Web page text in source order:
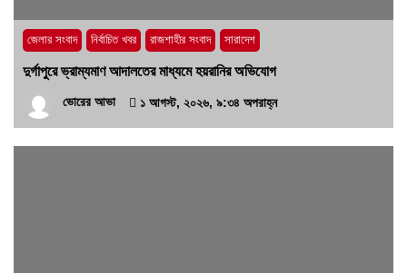
জেলার সংবাদ নির্বাচিত খবর রাজশাহীর সংবাদ সারাদেশ
দুর্গাপুরে ভ্রাম্যমাণ আদালতের মাধ্যমে হয়রানির অভিযোগ
ভোরের আভা ১ আগস্ট, ২০২৬, ৯:৩৪ অপরাহ্ন